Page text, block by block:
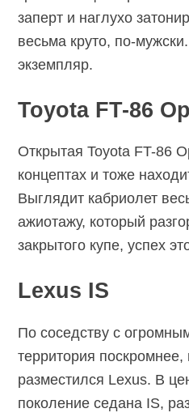
заперт и наглухо
весьма круто, по-
экземпляр.
Toyota FT-86
Открытая Toyota FT-86
концептах и тоже
Выглядит кабриолет
ажиотажу, который
закрытого купе, успех
Lexus IS
По соседству с
территория поскромнее,
разместился Lexus. В
поколение седана IS,